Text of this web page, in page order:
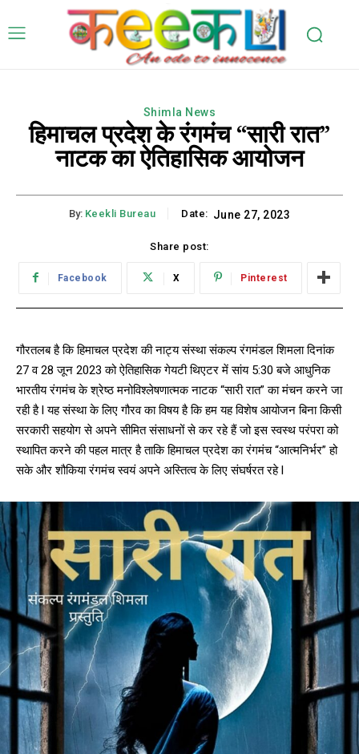
Shimla News
हिमाचल प्रदेश के रंगमंच “सारी रात”
नाटक का ऐतिहासिक आयोजन
By: Keekli Bureau Date: June 27, 2023
Share post:
Facebook X Pinterest
गौरतलब है कि हिमाचल प्रदेश की नाट्य संस्था संकल्प रंगमंडल शिमला दिनांक
27 व 28 जून 2023 को ऐतिहासिक गेयटी थिएटर में सांय 5:30 बजे आधुनिक
भारतीय रंगमंच के श्रेष्ठ मनोविश्लेषणात्मक नाटक “सारी रात” का मंचन करने जा
रही है l यह संस्था के लिए गौरव का विषय है कि हम यह विशेष आयोजन बिना किसी
सरकारी सहयोग से अपने सीमित संसाधनों से कर रहे हैं जो इस स्वस्थ परंपरा को
स्थापित करने की पहल मात्र है ताकि हिमाचल प्रदेश का रंगमंच “आत्मनिर्भर” हो
सके और शौकिया रंगमंच स्वयं अपने अस्तित्व के लिए संघर्षरत रहे l